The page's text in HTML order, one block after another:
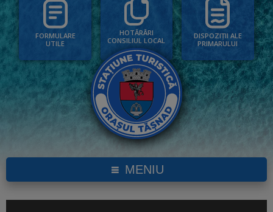
FORMULARE
UTILE
HOTĂRÂRI
CONSILIUL LOCAL
DISPOZIȚII ALE
PRIMARULUI
MENIU